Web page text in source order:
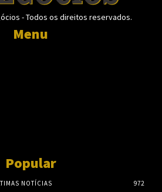
- Todos os direitos reservados.
Menu
Popular
NOTÍCIAS 972